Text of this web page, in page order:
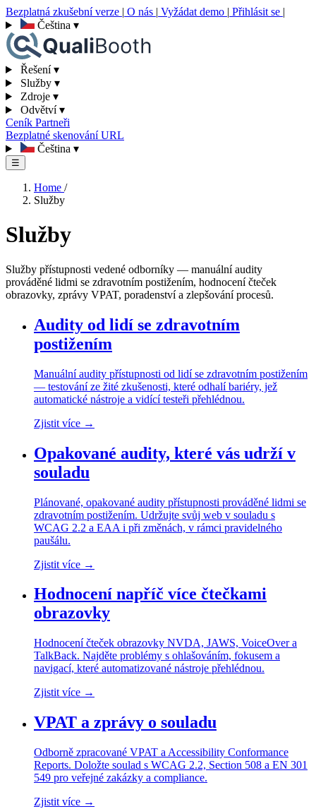
Bezplatná zkušební verze | O nás | Vyžádat demo | Přihlásit se |
Čeština ▾
Řešení▾
Služby ▾
Zdroje ▾
Odvětví▾
Ceník Partneři
Bezplatné skenování URL
Čeština ▾
☰
Home /
Služby
Služby
Služby přístupnosti vedené odborníky — manuální audity
prováděné lidmi se zdravotním postižením, hodnocení čteček
obrazovky, zprávy VPAT, poradenství a zlepšování procesů.
Audity od lidí se zdravotním
postižením
Manuální audity přístupnosti od lidí se zdravotním postižením
— testování ze žité zkušenosti, které odhalí bariéry, jež
automatické nástroje a vidící testeři přehlédnou.
Zjistit více →
Opakované audity, které vás udrží v
souladu
Plánované, opakované audity přístupnosti prováděné lidmi se
zdravotním postižením. Udržujte svůj web v souladu s
WCAG 2.2 a EAA i při změnách, v rámci pravidelného
paušálu.
Zjistit více →
Hodnocení napříč více čtečkami
obrazovky
Hodnocení čteček obrazovky NVDA, JAWS, VoiceOver a
TalkBack. Najděte problémy s ohlašováním, fokusem a
navigací, které automatizované nástroje přehlédnou.
Zjistit více →
VPAT a zprávy o souladu
Odborně zpracované VPAT a Accessibility Conformance
Reports. Doložte soulad s WCAG 2.2, Section 508 a EN 301
549 pro veřejné zakázky a compliance.
Zjistit více →